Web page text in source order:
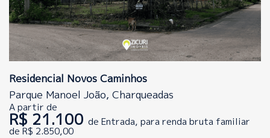
Residencial Novos Caminhos
Parque Manoel João, Charqueadas
A partir de
R$ 21.100 de Entrada, para renda bruta familiar
de R$ 2.850,00